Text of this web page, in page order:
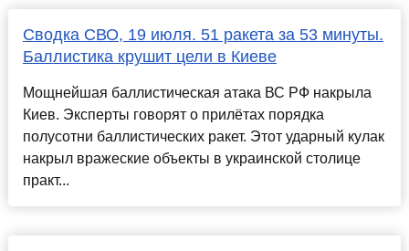
Сводка СВО, 19 июля. 51 ракета за 53 минуты.
Баллистика крушит цели в Киеве
Мощнейшая баллистическая атака ВС РФ накрыла
Киев. Эксперты говорят о прилётах порядка
полусотни баллистических ракет. Этот ударный кулак
накрыл вражеские объекты в украинской столице
практ...